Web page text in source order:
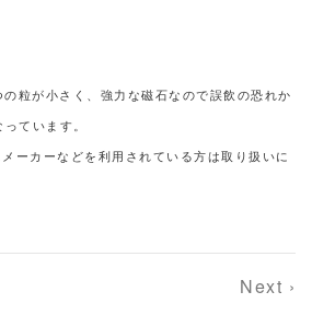
粒が小さく、強力な磁石なので誤飲の恐れか
ています。
ーカーなどを利用されている方は取り扱いに
Next ›